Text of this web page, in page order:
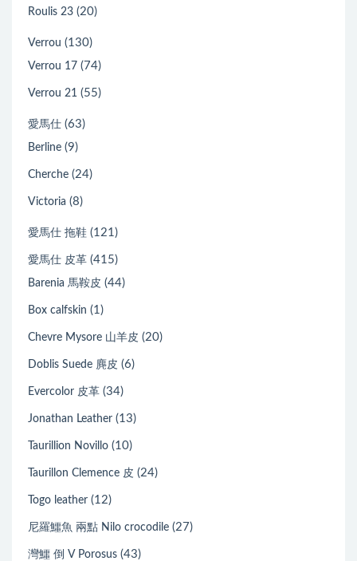
Roulis 23 (20)
Verrou (130)
Verrou 17 (74)
Verrou 21 (55)
愛馬仕 (63)
Berline (9)
Cherche (24)
Victoria (8)
愛馬仕 拖鞋 (121)
愛馬仕 皮革 (415)
Barenia 馬鞍皮 (44)
Box calfskin (1)
Chevre Mysore 山羊皮 (20)
Doblis Suede 麂皮 (6)
Evercolor 皮革 (34)
Jonathan Leather (13)
Taurillion Novillo (10)
Taurillon Clemence 皮 (24)
Togo leather (12)
尼羅鱷魚 兩點 Nilo crocodile (27)
灣鱷 倒 V Porosus (43)